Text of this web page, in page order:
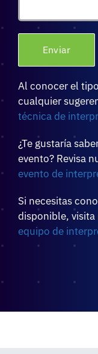
Al conocer el
cualquier
técnica de
¿Te gustaría
evento? Revisa
evento de
Si necesitas
disponible, visita
equipo de